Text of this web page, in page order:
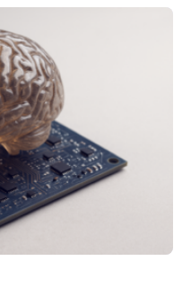
KI-gestützte
für realistische
innovative und
lebensechte Avatare zu
uns eine ganzheitliche
Gestik